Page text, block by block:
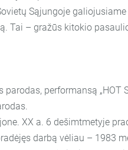
Sąjungoje
Tai – gražūs kitokio
performansą „HOT
XX a. 6 dešimtmetyje
darbą vėliau – 1983